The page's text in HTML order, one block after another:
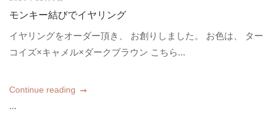
モンキー結びでイヤリング
イヤリングをオーダー頂き、 お創りしました。 お色は、 ター
コイズ×キャメル×ダークブラウン こちら...
Continue reading
...